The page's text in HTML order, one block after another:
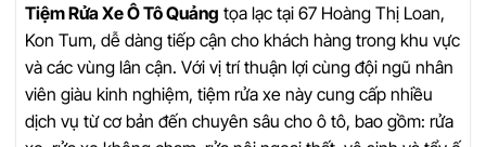
Tiệm Rửa Xe Ô Tô Quảng tọa lạc tại 67 Hoàng Thị Loan,
Kon Tum, dễ dàng tiếp cận cho khách hàng trong khu vực
và các vùng lân cận. Với vị trí thuận lợi cùng đội ngũ nhân
viên giàu kinh nghiệm, tiệm rửa xe này cung cấp nhiều
dịch vụ từ cơ bản đến chuyên sâu cho ô tô, bao gồm: rửa